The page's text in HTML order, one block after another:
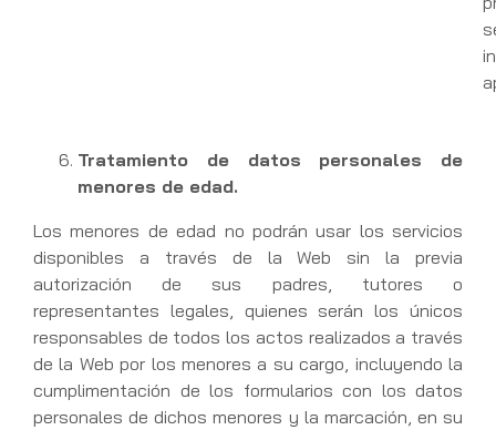
Tratamiento de datos personales de
menores de edad.
Los menores de edad no podrán usar los servicios
disponibles a través de la Web sin la previa
autorización de sus padres, tutores o
representantes legales, quienes serán los únicos
responsables de todos los actos realizados a través
de la Web por los menores a su cargo, incluyendo la
cumplimentación de los formularios con los datos
personales de dichos menores y la marcación, en su